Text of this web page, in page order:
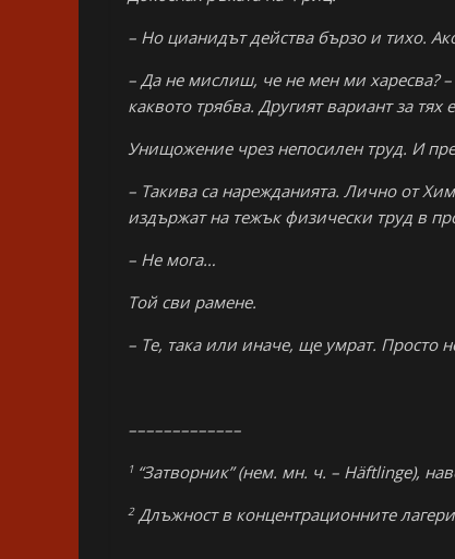
– Но цианидът действа бързо и тихо.
– Да не мислиш, че не мен ми харесва?
каквото трябва. Другият вариант за тях е
Унищожение чрез непосилен труд. И
– Такива са нарежданията. Лично от
издържат на тежък физически труд в
– Не мога…
Той сви рамене.
– Те, така или иначе, ще умрат. Просто
–––––––––––––
1 “Затворник” (нем. мн. ч. – Häftlinge),
2Длъжност в концентрационните